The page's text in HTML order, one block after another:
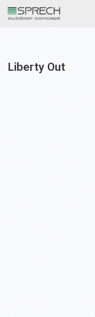
Vai
al
contenuto
Liberty Out